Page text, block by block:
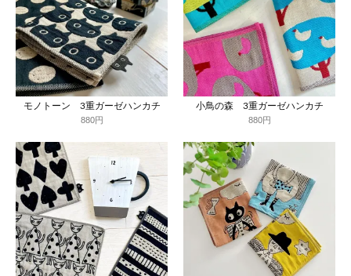
モノトーン 3重ガーゼハンカチ
880円
小鳥の森 3重ガーゼハンカチ
880円